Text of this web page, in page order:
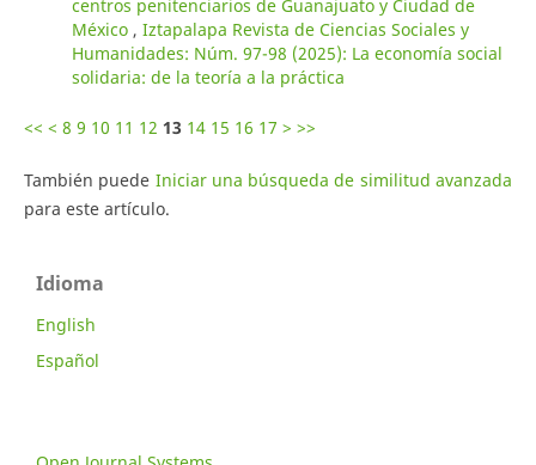
centros penitenciarios de Guanajuato y Ciudad de
México , Iztapalapa Revista de Ciencias Sociales y
Humanidades: Núm. 97-98 (2025): La economía social
solidaria: de la teoría a la práctica
<< < 8 9 10 11 12 13 14 15 16 17 > >>
También puede Iniciar una búsqueda de similitud avanzada
para este artículo.
Idioma
English
Español